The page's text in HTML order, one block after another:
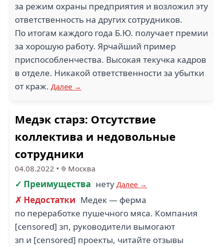
за режим охраны предприятия и возложил эту
ответственность на других сотрудников.
По итогам каждого года Б.Ю. получает премии
за хорошую работу. Ярчайший пример
приспособленчества. Высокая текучка кадров
в отделе. Никакой ответственности за убытки
от краж. Далее →
Медэк старз: Отсутствие
коллектива и недовольные
сотрудники
04.08.2022 • Москва
✓ Преимущества нету Далее →
✗ Недостатки Медек — ферма
по переработке пушечного мяса. Компания
[censored] зп, руководители вымогают
зп и [censored] проекты, читайте отзывы